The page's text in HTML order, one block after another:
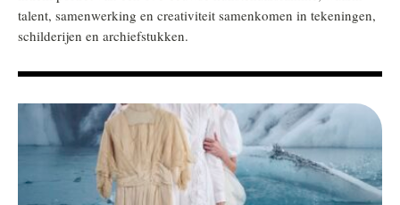
talent, samenwerking en creativiteit samenkomen in tekeningen,
schilderijen en archiefstukken.